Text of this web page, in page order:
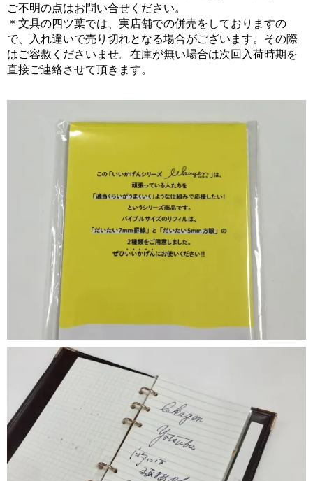
ご不明の点はお問い合せください。
＊文具の四ツ葉では、実店舗での併売をしておりますの
で、入れ違いで売り切れとなる場合がございます。その際
はご容赦くださいませ。在庫が無い場合は次回入荷時期を
直接ご連絡させて頂きます。